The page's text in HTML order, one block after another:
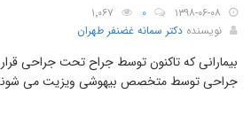
۱۳۹۸-۰۶-۰۸ ۰
۱٬۰۶۷
نویسنده دکتر سمانه غضنفر طهران
بیمارانی که تاکنون توسط جراح تحت جراحی قرار
جراحی توسط متخصص بیهوشی ویزیت می